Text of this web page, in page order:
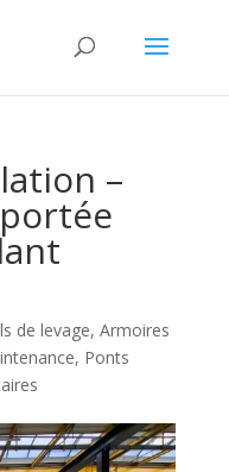
–
de levage, Armoires
, Ponts